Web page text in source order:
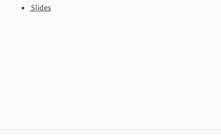
Slides